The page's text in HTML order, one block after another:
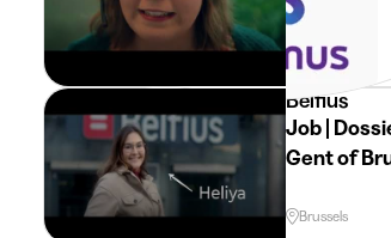
IT (software,
Belfius
Job |
Gent of
Brussels